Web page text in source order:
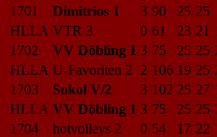
1701
Dimitrios 1 3 90 25 25
HLLA VTR 3 0 61 23 21
1702
VV Döbling 1 3 75 25 25
HLLA U-Favoriten 2 2 106 19 25
1703
Sokol V/2 3 102 25 27
HLLA VV Döbling 1 3 75 25 25
1704
hotvolleys 2 0 54 17 22